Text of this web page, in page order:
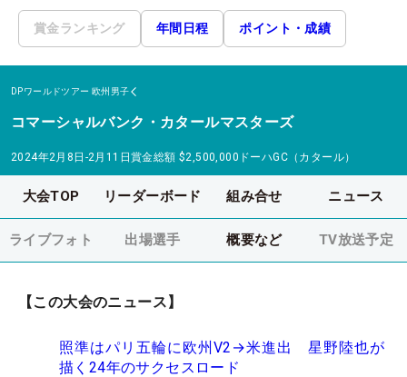
賞金ランキング 年間日程 ポイント・成績
DPワールドツアー 欧州男子
コマーシャルバンク・カタールマスターズ
2024年2月8日-2月11日賞金総額 $2,500,000 ドーハGC（カタール）
大会TOP リーダーボード 組み合せ ニュース
ライブフォト 出場選手 概要など TV放送予定
【この大会のニュース】
照準はパリ五輪に欧州V2→米進出 星野陸也が
描く24年のサクセスロード